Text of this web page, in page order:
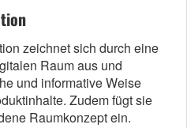
zeichnet sich durch eine
Raum aus und
und informative Weise
Zudem fügt sie
Raumkonzept ein.